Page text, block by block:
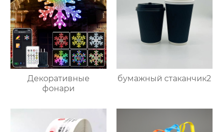
Декоративные
фонари
бумажный стаканчик2